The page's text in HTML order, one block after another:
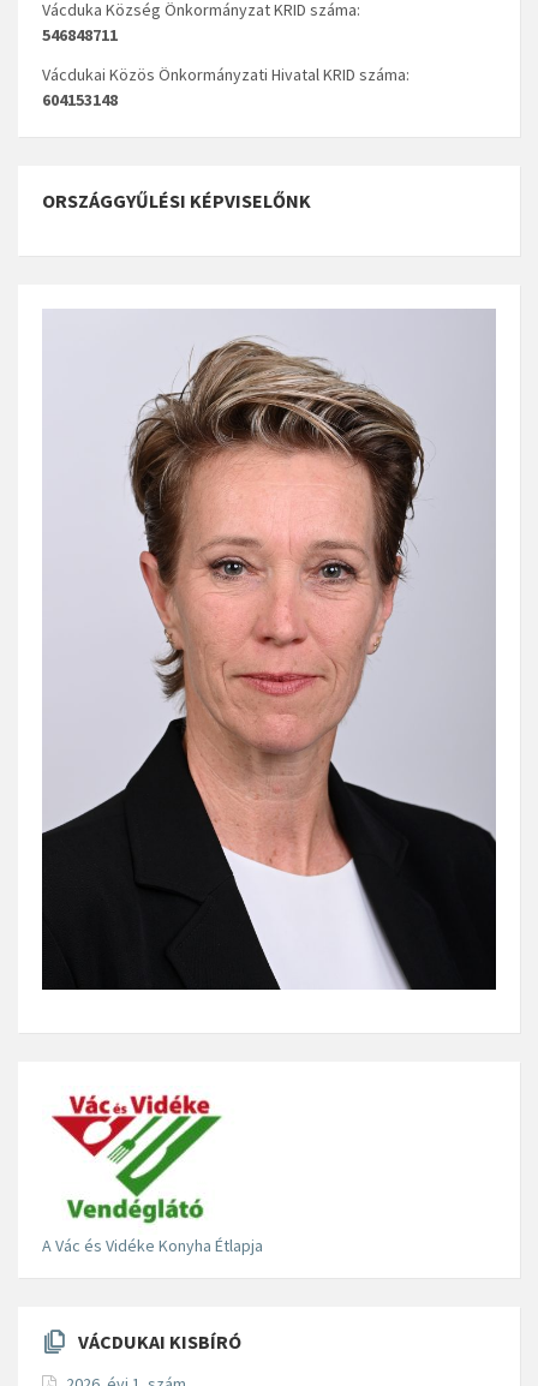
Vácduka Község Önkormányzat KRID száma:
546848711
Vácdukai Közös Önkormányzati Hivatal KRID száma:
604153148
ORSZÁGGYŰLÉSI KÉPVISELŐNK
A Vác és Vidéke Konyha Étlapja
VÁCDUKAI KISBÍRÓ